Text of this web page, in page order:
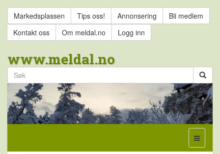
Markedsplassen Tips oss! Annonsering
Bli medlem
Kontakt oss
Om meldal.no Logg inn
www.meldal.no